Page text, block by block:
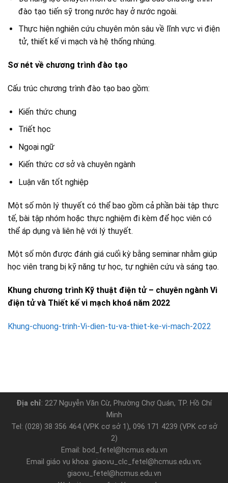
đào tạo tiến sỹ trong nước hay ở nước ngoài.
Thực hiện nghiên cứu chuyên môn sâu về lĩnh vực vi điện
tử, thiết kế vi mạch và hệ thống nhúng.
Sơ nét về chương trình đào tạo
Cấu trúc chương trình đào tạo bao gồm:
Kiến thức chung
Triết học
Ngoại ngữ
Kiến thức cơ sở và chuyên ngành
Luận văn tốt nghiệp
Một số môn lý thuyết có thể bao gồm cả phần bài tập thực
tế, bài tập nhóm hoặc thực nghiệm đi kèm để học viên có
thể áp dụng và liên hệ với lý thuyết.
Một số môn được đánh giá cuối kỳ bằng seminar nhằm giúp
học viên trang bị kỹ năng tự học, tự nghiên cứu và sáng tạo.
Khung chương trình Kỹ thuật điện tử – chuyên ngành Vi
điện tử và Thiết kế vi mạch khoá năm 2022
Khung-chuong-trinh-Vi-dien-tu-va-thiet-ke-vi-mach-2022
Địa chỉ: 227 Nguyễn Văn Cừ, Phường Chợ Quán, TP. Hồ Chí
Minh
Tel: (028) 38 356 464 (VPK cơ sở 1), 096 171 4239 (VPK cơ sở
2)
Email: bod_fetel@hcmus.edu.vn
Email giáo vụ khoa: giaovu_clc_fetel@hcmus.edu.vn;
giaovu_fetel@hcmus.edu.vn